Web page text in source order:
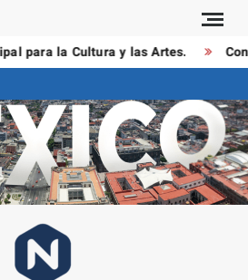
para la Cultura y las Artes.